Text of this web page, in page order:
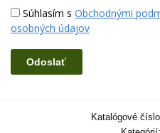
Súhlasím s Obchodnými
osobných údajov
Katalógové